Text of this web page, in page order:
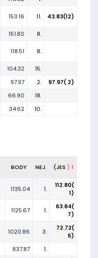
153.16 11. 43.83(12)
151.80 8.
118.51 8.
104.32
15.
97.97 2.
97.97( 2)
66.90
18.
34.62 10.
BODY NEJ. (JES ) 1
1135.04 1.
112.80(
1)
1125.67 1.
63.84(
7)
1020.86 3.
72.72(
5)
837.87 1.